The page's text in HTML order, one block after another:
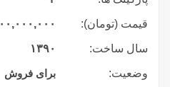
قیمت (تومان):
سال ساخت: ۱۳۹۰
وضعیت: برای فروش